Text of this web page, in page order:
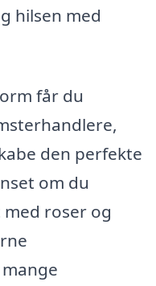
hilsen med
får du
den perfekte
om du
med roser og